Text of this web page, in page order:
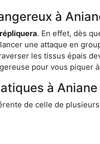
à
. En effet, dès
une attaque en
les tissus épais
pour vous piquer
à Aniane
de celle de